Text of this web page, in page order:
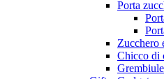
Porta
Zucchero
Chicco di